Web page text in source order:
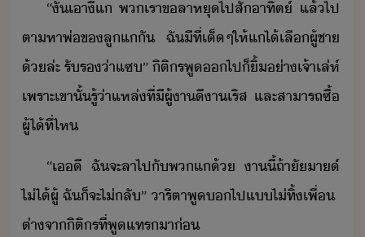
“​ั้​เา​ี้​แ​ ​พเรา​ขลา​หุ​ไป​สั​าทิต์​ ​แล้ไป​
ตาหา​พ่​ข​ลู​แ​ั​ ​ฉั​ีที​่​เ็​ๆ​ให้​แ​ไ้​เลื​ผู้ชา​
้​ล่ะ​ ​รัร​่า​แซ​”​ ​ิติร​พู​​ไป​็​ิ้​่า​เจ้าเล่ห์​
​เพราะ​เขา​ั้​รู้​่า​แหล่​ที่​ี​ผู้​าี​า​เริส​ ​และ​สาารถ​ซื้​
ผู้​ไ้ที่​ไห
“​เ​ี​ ​ฉั​จะ​ลา​ไป​ั​พ​แ​้​ ​า​ี้​ถ้าั​า​​์​
ไ่ไ้​ผู้​ ​ฉั​็​จะ​ไ่​ลั​”​ ​าริ​ตา​พู​​ไป​แ​ไ่​ทิ้​เพื่​ ​
ต่า​จา​ิติร​ที่​พูแทร​า​่